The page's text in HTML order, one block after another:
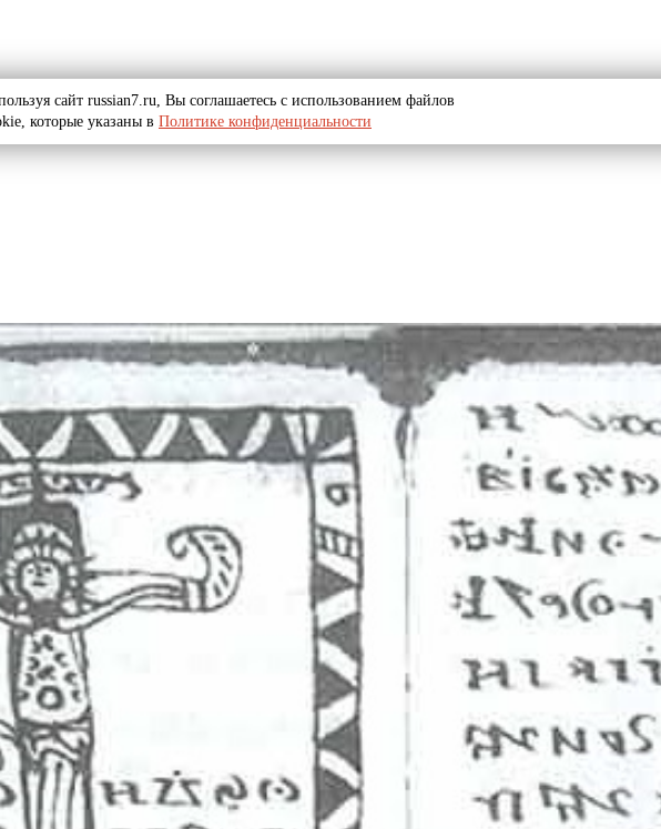
сайт russian7.ru, Вы соглашаетесь с использованием файлов
которые указаны в Политике конфиденциальности